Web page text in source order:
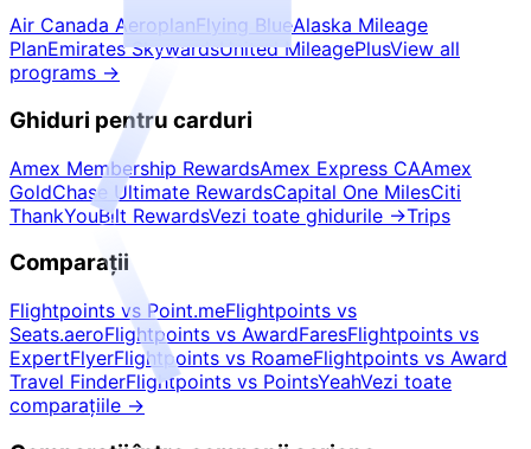
Air Canada AeroplanFlying BlueAlaska Mileage
PlanEmirates SkywardsUnited MileagePlusView all
programs →
Ghiduri pentru carduri
Amex Membership RewardsAmex Express CAAmex
GoldChase Ultimate RewardsCapital One MilesCiti
ThankYouBilt RewardsVezi toate ghidurile →Trips
Comparații
Flightpoints vs Point.meFlightpoints vs
Seats.aeroFlightpoints vs AwardFaresFlightpoints vs
ExpertFlyerFlightpoints vs RoameFlightpoints vs Award
Travel FinderFlightpoints vs PointsYeahVezi toate
comparațiile →